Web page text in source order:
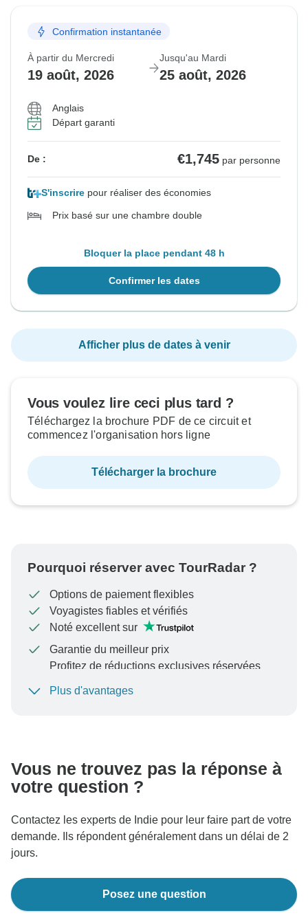
Confirmation instantanée
À partir du Mercredi
19 août, 2026
Jusqu'au Mardi
25 août, 2026
Anglais
Départ garanti
De : €1,745 par personne
S'inscrire pour réaliser des économies
Prix basé sur une chambre double
Bloquer la place pendant 48 h
Confirmer les dates
Afficher plus de dates à venir
Vous voulez lire ceci plus tard ?
Téléchargez la brochure PDF de ce circuit et
commencez l'organisation hors ligne
Télécharger la brochure
Pourquoi réserver avec TourRadar ?
Options de paiement flexibles
Voyagistes fiables et vérifiés
Noté excellent sur
Garantie du meilleur prix
Profitez de réductions exclusives réservées
Plus d'avantages
Vous ne trouvez pas la réponse à
votre question ?
Contactez les experts de Indie pour leur faire part de votre
demande. Ils répondent généralement dans un délai de 2
jours.
Posez une question